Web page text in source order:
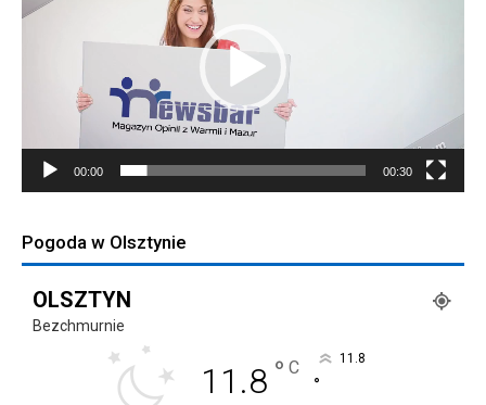
00:00 00:30
Pogoda w Olsztynie
OLSZTYN
Bezchmurnie
11.8 ° C 11.8
°